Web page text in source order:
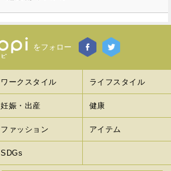
をフォロー
ワークスタイル ライフスタイル
妊娠・出産 健康
ファッション アイテム
SDGs